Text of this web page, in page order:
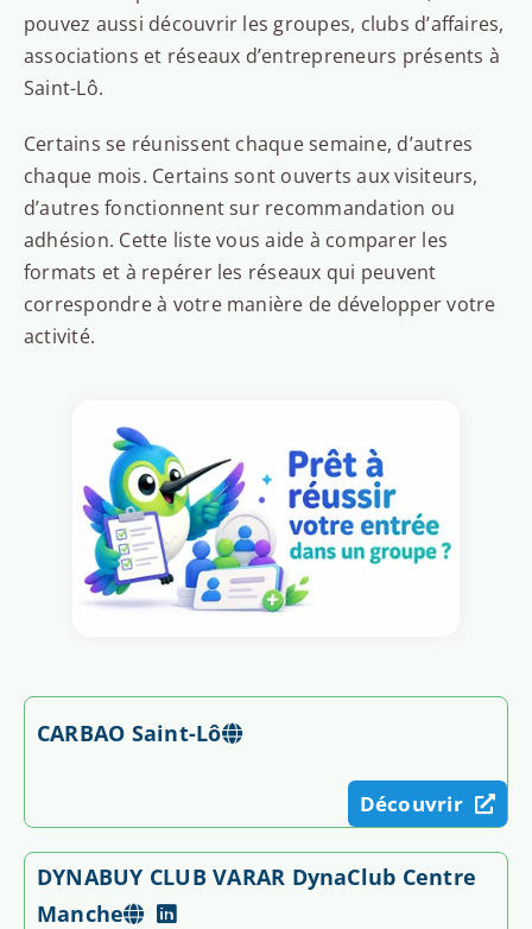
pouvez aussi découvrir les groupes, clubs d’affaires,
associations et réseaux d’entrepreneurs présents à
Saint-Lô.
Certains se réunissent chaque semaine, d’autres
chaque mois. Certains sont ouverts aux visiteurs,
d’autres fonctionnent sur recommandation ou
adhésion. Cette liste vous aide à comparer les
formats et à repérer les réseaux qui peuvent
correspondre à votre manière de développer votre
activité.
CARBAO Saint-Lô
Découvrir
DYNABUY CLUB VARAR DynaClub Centre
Manche